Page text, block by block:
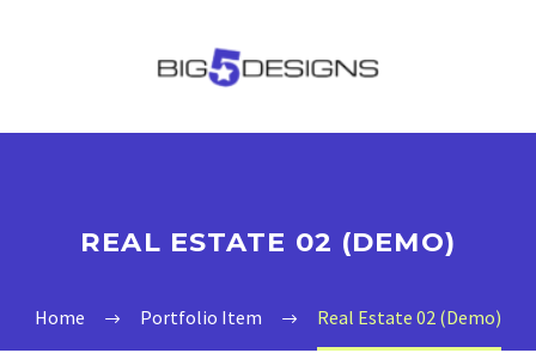
REAL ESTATE 02 (DEMO)
Home Portfolio Item Real Estate 02 (Demo)